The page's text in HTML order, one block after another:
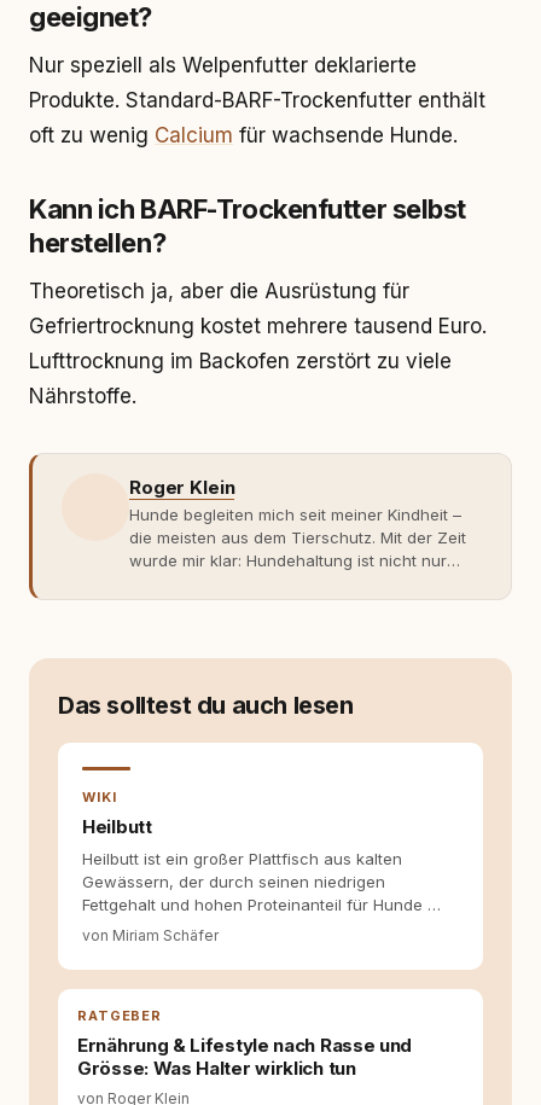
geeignet?
Nur speziell als Welpenfutter deklarierte
Produkte. Standard-BARF-Trockenfutter enthält
oft zu wenig Calcium für wachsende Hunde.
Kann ich BARF-Trockenfutter selbst
herstellen?
Theoretisch ja, aber die Ausrüstung für
Gefriertrocknung kostet mehrere tausend Euro.
Lufttrocknung im Backofen zerstört zu viele
Nährstoffe.
Roger Klein
Hunde begleiten mich seit meiner Kindheit –
die meisten aus dem Tierschutz. Mit der Zeit
wurde mir klar: Hundehaltung ist nicht nur
Fachwissen. Der Wendepunkt kam mit meinem
moderner Hundeerziehung
entsteht echte Bindung dort, wo Verständnis
Wissen ersetzt – nicht umgekehrt. Aus dieser
Hundehalter:innen in Deutschland, Österreich
und der Schweiz. Meine Überzeugung:
Tierschutz beginnt mit Wissen. Wer seinen
Hund versteht, trifft bessere Entscheidungen –
für ein Zusammenleben, das beiden guttut.
Das solltest du auch lesen
WIKI
Heilbutt
Heilbutt ist ein großer Plattfisch aus kalten
Gewässern, der durch seinen niedrigen
Fettgehalt und hohen Proteinanteil für Hunde …
von Miriam Schäfer
RATGEBER
Ernährung & Lifestyle nach Rasse und
Grösse: Was Halter wirklich tun
von Roger Klein